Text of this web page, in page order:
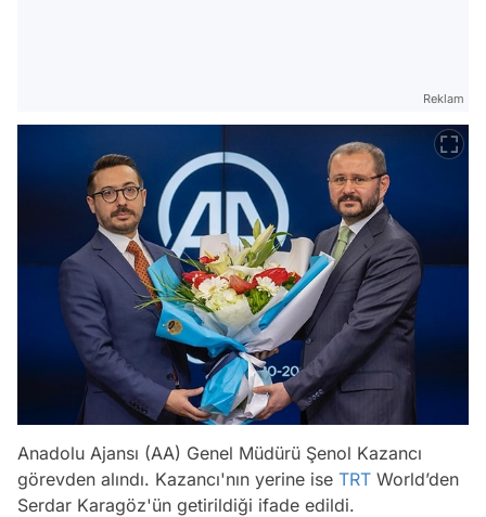
Reklam
Anadolu Ajansı (AA) Genel Müdürü Şenol Kazancı
görevden alındı. Kazancı'nın yerine ise TRT World’den
Serdar Karagöz'ün getirildiği ifade edildi.